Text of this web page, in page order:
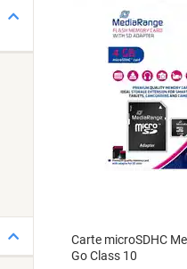
Carte microSDHC
Go Class 10